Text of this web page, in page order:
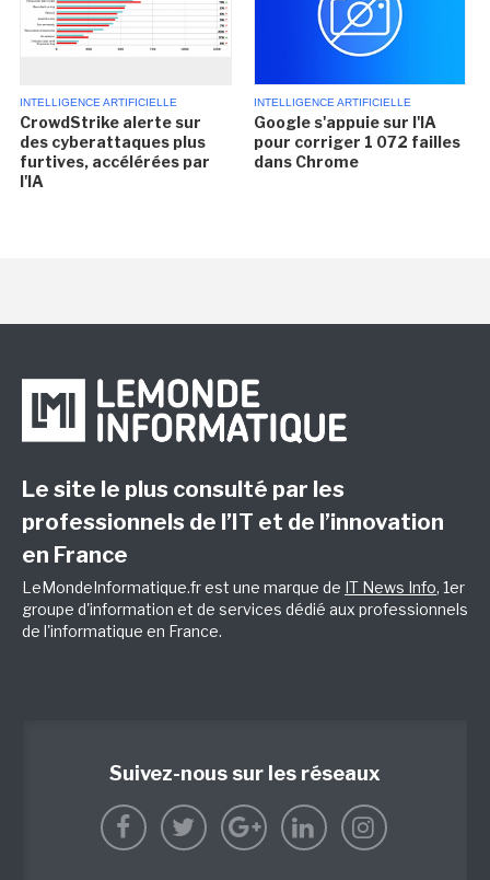
INTELLIGENCE ARTIFICIELLE
CrowdStrike alerte sur
des cyberattaques plus
furtives, accélérées par
l'IA
INTELLIGENCE ARTIFICIELLE
Google s'appuie sur l'IA
pour corriger 1 072 failles
dans Chrome
Le site le plus consulté par les
professionnels de l’IT et de l’innovation
en France
LeMondeInformatique.fr est une marque de IT News Info, 1er
groupe d'information et de services dédié aux professionnels
de l'informatique en France.
Suivez-nous sur les réseaux